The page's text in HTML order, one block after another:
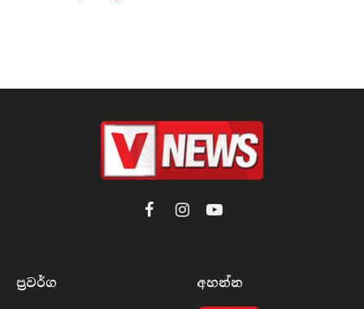
FacebookInstagramYouTube
ප්‍රවර්​ග අහන්​න